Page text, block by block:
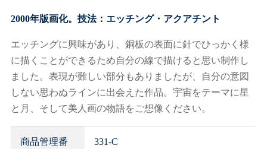
2000年版画化。技法：エッチング・アクアチント
エッチングに興味があり、銅板の表面に針でひっかく様
に描くことができるため自分の線で描けると思い制作し
ました。表現が難しい部分もありましたが、自分の意図
しない思わぬラインに出会えた作品。宇宙をテーマに星
と月、そして美人画の物語をご想像ください。
商品管理番
331-C